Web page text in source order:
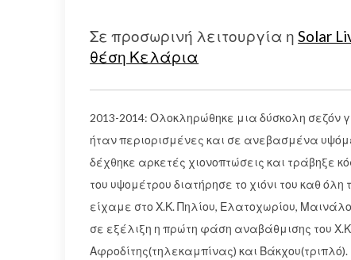
Σε προσωρινή λειτουργία ηSolar
θέση Κελάρια
2013-2014: Ολοκληρώθηκε μια δύσκολη σεζόν
ήταν περιορισμένες και σε ανεβασμένα
δέχθηκε αρκετές χιονοπτώσεις και
του υψομέτρου διατήρησε το χιόνι του καθ
είχαμε στο Χ.Κ. Πηλίου, Ελατοχωρίου,
σε εξέλιξη η πρώτη φάση αναβάθμισης του
Αφροδίτης(τηλεκαμπίνας) και